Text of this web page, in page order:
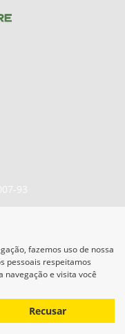
93
Reservados.
fazemos uso de nossa
pessoais respeitamos
navegação e visita você
Recusar